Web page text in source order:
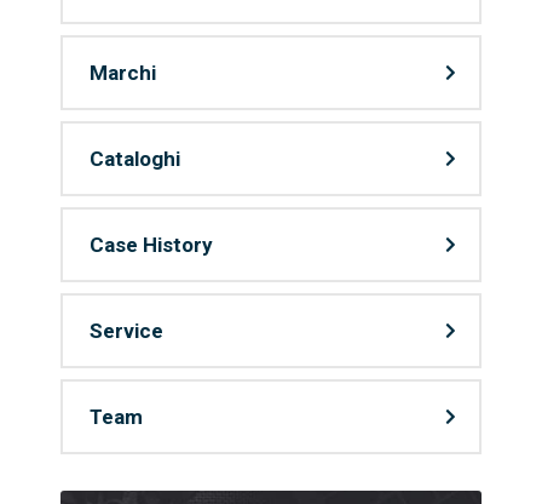
Marchi
Cataloghi
Case History
Service
Team